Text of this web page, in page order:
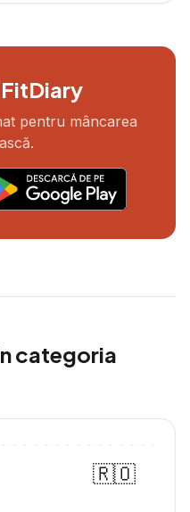
pentru mâncarea
categoria
🇷🇴